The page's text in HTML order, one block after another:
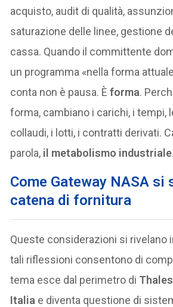
acquisto, audit di qualità,
saturazione delle linee, gestione
cassa. Quando il committente
un programma «nella forma
conta non è pausa. Èforma.
forma, cambiano i carichi, i tempi,
collaudi, i lotti, i contratti derivati.
parola, il metabolismo industriale.
Come Gateway NASA si
catena di fornitura
Queste considerazioni si rivelano
tali riflessioni consentono di
tema esce dal perimetro di
Italia e diventa questione di